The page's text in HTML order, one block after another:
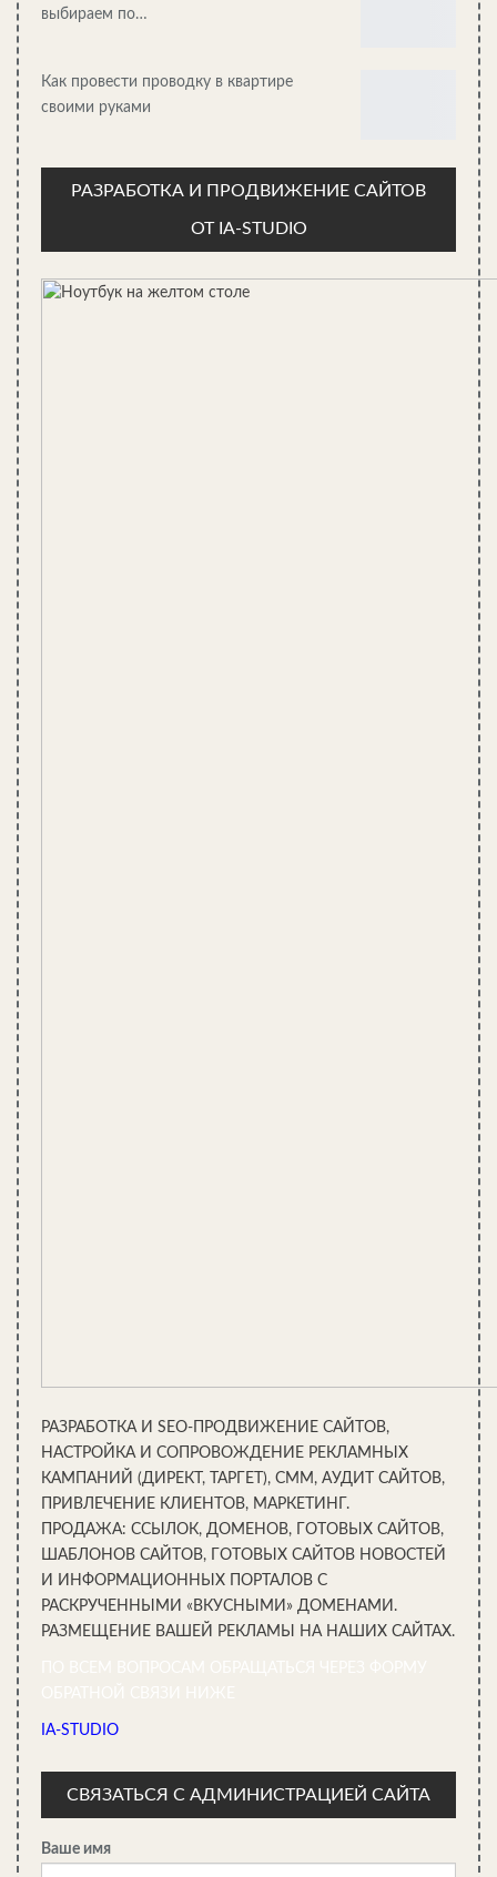
Жилой модуль — «гармошка» с гибкой компактной системой
Жилой модуль — «гармошка» с гибкой компактной системой
Жилой модуль — «гармошка» с гибкой компактной системой
Жилой модуль — «гармошка» с гибкой компактной системой
Источник
выбираем по…
Как провести проводку в квартире
своими руками
РАЗРАБОТКА И ПРОДВИЖЕНИЕ САЙТОВ
ОТ IA-STUDIO
РАЗРАБОТКА И SEO-ПРОДВИЖЕНИЕ САЙТОВ,
НАСТРОЙКА И СОПРОВОЖДЕНИЕ РЕКЛАМНЫХ
КАМПАНИЙ (ДИРЕКТ, ТАРГЕТ), СММ, АУДИТ САЙТОВ,
ПРИВЛЕЧЕНИЕ КЛИЕНТОВ, МАРКЕТИНГ.
ПРОДАЖА: ССЫЛОК, ДОМЕНОВ, ГОТОВЫХ САЙТОВ,
ШАБЛОНОВ САЙТОВ, ГОТОВЫХ САЙТОВ НОВОСТЕЙ
И ИНФОРМАЦИОННЫХ ПОРТАЛОВ С
РАСКРУЧЕННЫМИ «ВКУСНЫМИ» ДОМЕНАМИ.
РАЗМЕЩЕНИЕ ВАШЕЙ РЕКЛАМЫ НА НАШИХ САЙТАХ.
IA-STUDIO
СВЯЗАТЬСЯ С АДМИНИСТРАЦИЕЙ САЙТА
Ваше имя